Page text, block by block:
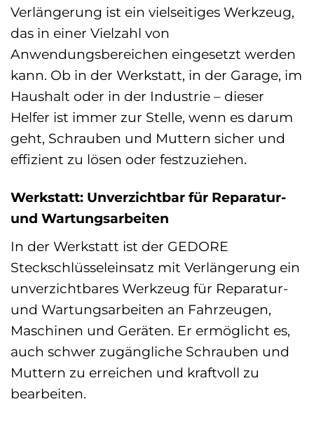
Verlängerung ist ein vielseitiges Werkzeug,
das in einer Vielzahl von
Anwendungsbereichen eingesetzt werden
kann. Ob in der Werkstatt, in der Garage, im
Haushalt oder in der Industrie – dieser
Helfer ist immer zur Stelle, wenn es darum
geht, Schrauben und Muttern sicher und
effizient zu lösen oder festzuziehen.
Werkstatt: Unverzichtbar für Reparatur-
und Wartungsarbeiten
In der Werkstatt ist der GEDORE
Steckschlüsseleinsatz mit Verlängerung ein
unverzichtbares Werkzeug für Reparatur-
und Wartungsarbeiten an Fahrzeugen,
Maschinen und Geräten. Er ermöglicht es,
auch schwer zugängliche Schrauben und
Muttern zu erreichen und kraftvoll zu
bearbeiten.